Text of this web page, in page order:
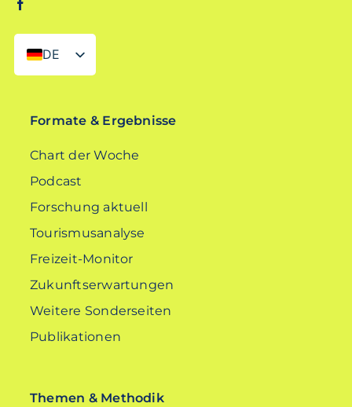
DE
EN
Formate & Ergebnisse
Chart der Woche
Podcast
Forschung aktuell
Tourismusanalyse
Freizeit-Monitor
Zukunftserwartungen
Weitere Sonderseiten
Publikationen
Themen & Methodik